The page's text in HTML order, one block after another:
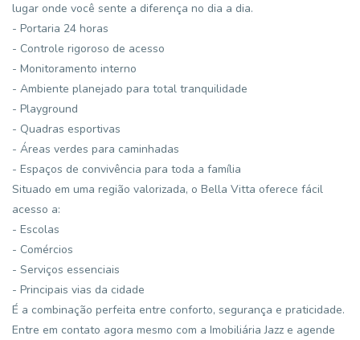
lugar onde você sente a diferença no dia a dia.
- Portaria 24 horas
- Controle rigoroso de acesso
- Monitoramento interno
- Ambiente planejado para total tranquilidade
- Playground
- Quadras esportivas
- Áreas verdes para caminhadas
- Espaços de convivência para toda a família
Situado em uma região valorizada, o Bella Vitta oferece fácil
acesso a:
- Escolas
- Comércios
- Serviços essenciais
- Principais vias da cidade
É a combinação perfeita entre conforto, segurança e praticidade.
Entre em contato agora mesmo com a Imobiliária Jazz e agende